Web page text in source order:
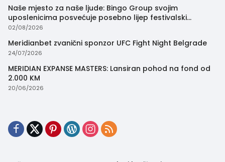
Naše mjesto za naše ljude: Bingo Group svojim
uposlenicima posvećuje posebno lijep festivalski
trenutak
02/08/2026
Meridianbet zvanični sponzor UFC Fight Night Belgrade
24/07/2026
MERIDIAN EXPANSE MASTERS: Lansiran pohod na fond od
2.000 KM
20/06/2026